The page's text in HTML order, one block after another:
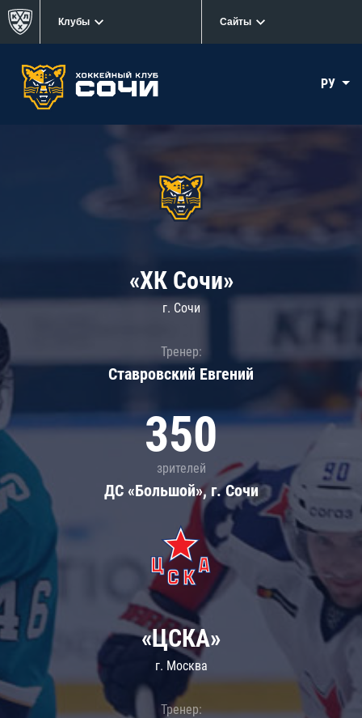
Клубы Сайты
РУ
«ХК Сочи»
г. Сочи
Тренер:
Ставровский Евгений
350
зрителей
ДС «Большой», г. Сочи
«ЦСКА»
г. Москва
Тренер: